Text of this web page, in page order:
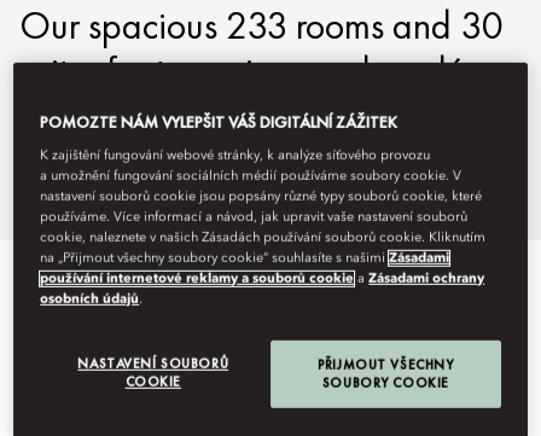
Our spacious 233 rooms and 30
suites feature crisp, modern décor
with stunning views of the
Guangzhou skyline.
POMOZTE NÁM VYLEPŠIT VÁŠ DIGITÁLNÍ ZÁŽITEK
K zajištění fungování webové stránky, k analýze síťového provozu
a umožnění fungování sociálních médií používáme soubory cookie. V
nastavení souborů cookie jsou popsány různé typy souborů cookie, které
používáme. Více informací a návod, jak upravit vaše nastavení souborů
cookie, naleznete v našich Zásadách používání souborů cookie. Kliknutím
na „Přijmout všechny soubory cookie“ souhlasíte s našimiZásadami
používání internetové reklamy a souborů cookie aZásadami ochrany
osobních údajů.
NASTAVENÍ SOUBORŮ
COOKIE
PŘIJMOUT VŠECHNY
SOUBORY COOKIE